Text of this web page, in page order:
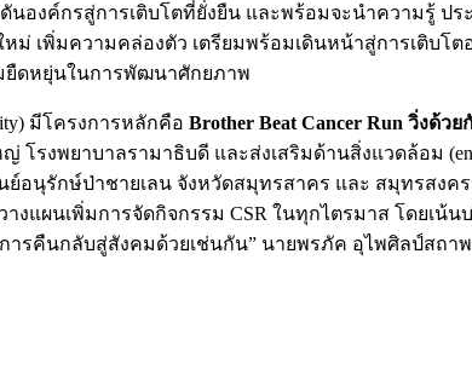
องค์กรสู่การเติบโตที่ยั่งยืน และพร้อมจะนำความรู้ ป
หม่ เพิ่มความคล่องตัว เตรียมพร้อมเดินหน้าสู่การเติบ
ยืดหยุ่นในการพัฒนาศักยภาพ
มีโครงการหลักคือ Brother Beat Cancer Run วิ่งด้ว
รงพยาบาลรามาธิบดี และส่งเสริมด้านสิ่งแวดล้อม
นุรักษ์ป่าชายเลน จังหวัดสมุทรสาคร และ สมุทรสงคร
งแผนเพิ่มการจัดกิจกรรม CSR ในทุกไตรมาส โดย
รคืนกลับสู่สังคมด้วยเช่นกัน” นายพรภัค อุไพศิลป์สถา